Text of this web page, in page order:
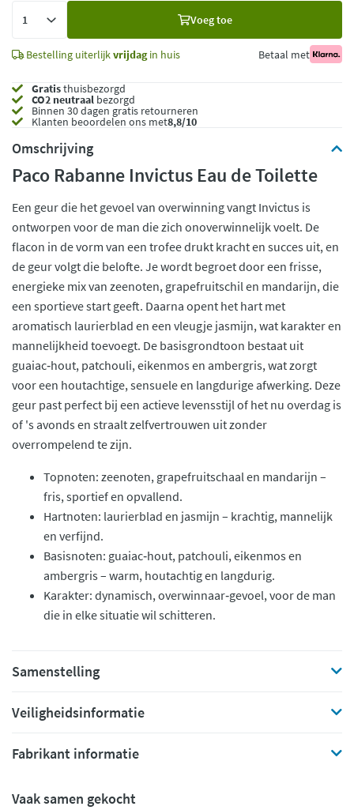
Voeg toe
Bestelling uiterlijkvrijdagin huis Betaal met
Gratisthuisbezorgd
CO2 neutraal bezorgd
Binnen 30 dagen gratis retourneren
Klanten beoordelen ons met8,8/10
Omschrijving
Paco Rabanne Invictus Eau de Toilette
Een geur die het gevoel van overwinning vangt Invictus is
ontworpen voor de man die zich onoverwinnelijk voelt. De
flacon in de vorm van een trofee drukt kracht en succes uit, en
de geur volgt die belofte. Je wordt begroet door een frisse,
energieke mix van zeenoten, grapefruitschil en mandarijn, die
een sportieve start geeft. Daarna opent het hart met
aromatisch laurierblad en een vleugje jasmijn, wat karakter en
mannelijkheid toevoegt. De basisgrondtoon bestaat uit
guaiac‑hout, patchouli, eikenmos en ambergris, wat zorgt
voor een houtachtige, sensuele en langdurige afwerking. Deze
geur past perfect bij een actieve levensstijl of het nu overdag is
of 's avonds en straalt zelfvertrouwen uit zonder
overrompelend te zijn.
Topnoten: zeenoten, grapefruitschaal en mandarijn –
fris, sportief en opvallend.
Hartnoten: laurierblad en jasmijn – krachtig, mannelijk
en verfijnd.
Basisnoten: guaiac‑hout, patchouli, eikenmos en
ambergris – warm, houtachtig en langdurig.
Karakter: dynamisch, overwinnaar‑gevoel, voor de man
die in elke situatie wil schitteren.
Samenstelling
Veiligheidsinformatie
Fabrikant informatie
Vaak samen gekocht